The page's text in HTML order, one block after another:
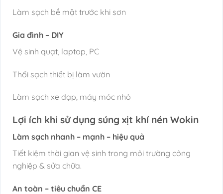
Làm sạch bề mặt trước khi sơn
Gia đình – DIY
Vệ sinh quạt, laptop, PC
Thổi sạch thiết bị làm vườn
Làm sạch xe đạp, máy móc nhỏ
Lợi ích khi sử dụng súng xịt khí nén Wokin
Làm sạch nhanh – mạnh – hiệu quả
Tiết kiệm thời gian vệ sinh trong môi trường công
nghiệp & sửa chữa.
An toàn – tiêu chuẩn CE